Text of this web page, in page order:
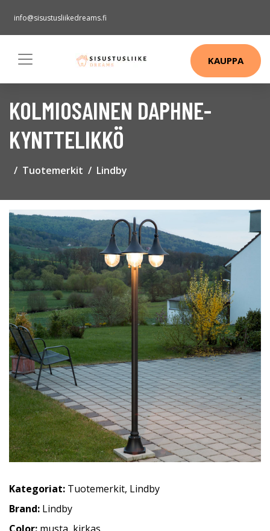
info@sisustusliikedreams.fi
KAUPPA
KOLMIOSAINEN DAPHNE-
KYNTTELIKKÖ
Tuotemerkit Lindby
Kategoriat: Tuotemerkit, Lindby
Brand: Lindby